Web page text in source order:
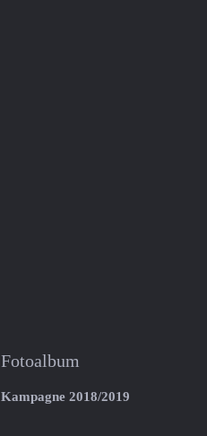
Fotoalbum
Kampagne 2018/2019